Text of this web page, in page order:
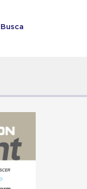
Busca